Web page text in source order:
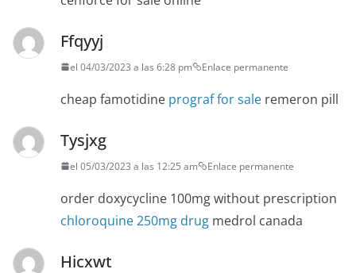
Ffqyyj
el 04/03/2023 a las 6:28 pm Enlace permanente
cheap famotidine prograf for sale remeron pill
Tysjxg
el 05/03/2023 a las 12:25 am Enlace permanente
order doxycycline 100mg without prescription
chloroquine 250mg drug medrol canada
Hicxwt